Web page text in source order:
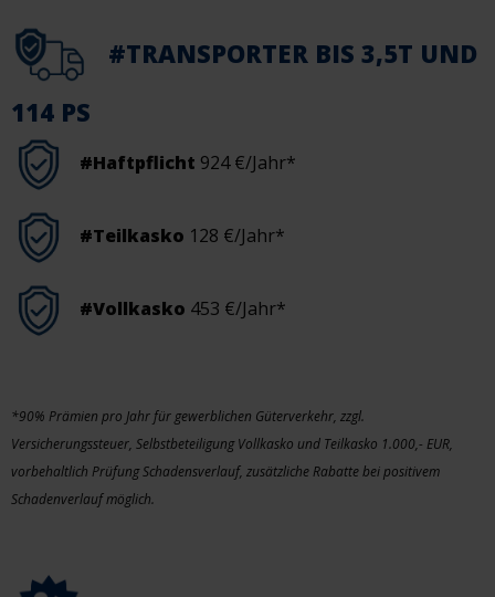
#TRANSPORTER BIS 3,5T UND
114 PS
#Haftpflicht 924 €/Jahr*
#Teilkasko 128 €/Jahr*
#Vollkasko 453 €/Jahr*
*90% Prämien pro Jahr für gewerblichen Güterverkehr, zzgl.
Versicherungssteuer, Selbstbeteiligung Vollkasko und Teilkasko 1.000,- EUR,
vorbehaltlich Prüfung Schadensverlauf, zusätzliche Rabatte bei positivem
Schadenverlauf möglich.